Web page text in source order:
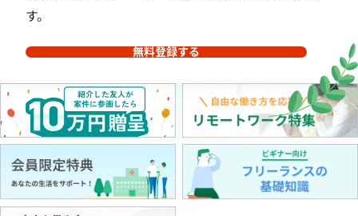
す。
無料登録する